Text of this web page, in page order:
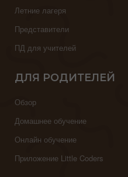
Летние лагеря
Представители
ПД для учителей
ДЛЯ РОДИТЕЛЕЙ
Обзор
Домашнее обучение
Онлайн обучение
Приложение Little Coders